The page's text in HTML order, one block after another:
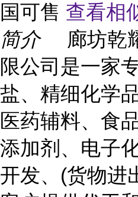
国可售 查看相
简介
廊坊乾
限公司是一家
盐、精细化学
医药辅料、食
添加剂、电子
开发、(货物进